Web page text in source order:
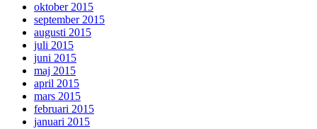
oktober 2015
september 2015
augusti 2015
juli 2015
juni 2015
maj 2015
april 2015
mars 2015
februari 2015
januari 2015